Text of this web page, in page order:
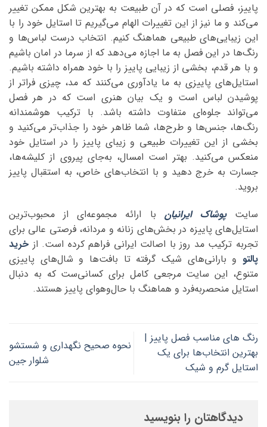
پاییز، فصلی است که در آن طبیعت به بهترین شکل ممکن تغییر
می‌کند و ما نیز از این تغییرات الهام می‌گیریم تا استایل خود را با
این زیبایی‌های طبیعی هماهنگ کنیم. انتخاب درست لباس‌ها و
رنگ‌ها در این فصل به ما اجازه می‌دهد که از سرما در امان باشیم
و با هر قدم، بخشی از زیبایی پاییز را با خود همراه داشته باشیم.
استایل‌های پاییزی به ما یادآوری می‌کنند که مد، چیزی فراتر از
پوشیدن لباس است و یک بیان هنری است که در هر فصل
می‌تواند جلوه‌ای متفاوت داشته باشد. با ترکیب هوشمندانه
رنگ‌ها، جنس‌ها و طرح‌ها، شما ظاهر خود را جذاب‌تر می‌کنید و
بخشی از این تغییرات طبیعی و زیبای پاییز را در استایل خود
منعکس می‌کنید. بهتر است امسال، به‌جای پیروی از کلیشه‌ها،
جسارت به خرج دهید و با انتخاب‌های خاص، به استقبال پاییز
بروید.
سایتپوشاک ایرانیان با ارائه مجموعه‌ای از محبوب‌ترین
استایل‌های پاییزه در بخش‌های زنانه و مردانه، فرصتی عالی برای
تجربه ترکیب مد روز با اصالت ایرانی فراهم کرده است. از خرید
پالتو و بارانی‌های شیک گرفته تا بافت‌ها و شال‌های پاییزی
متنوع، این سایت مرجعی کامل برای کسانی‌ست که به دنبال
استایل منحصربه‌فرد و هماهنگ با حال‌و‌هوای پاییز هستند.
رنگ های مناسب فصل پاییز |
بهترین انتخاب‌ها برای یک
استایل گرم و شیک
نحوه صحیح نگهداری و شستشو
شلوار جین
دیدگاهتان را بنویسید